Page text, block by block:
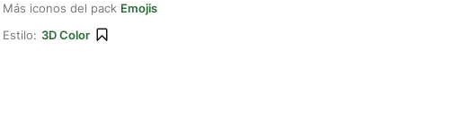
Más iconos del pack Emojis
Estilo: 3D Color